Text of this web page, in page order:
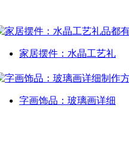
家居摆件：水晶工艺礼
字画饰品：玻璃画详细